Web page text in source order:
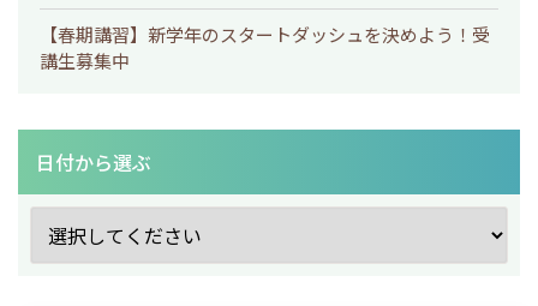
【春期講習】新学年のスタートダッシュを決めよう！受
講生募集中
日付から選ぶ